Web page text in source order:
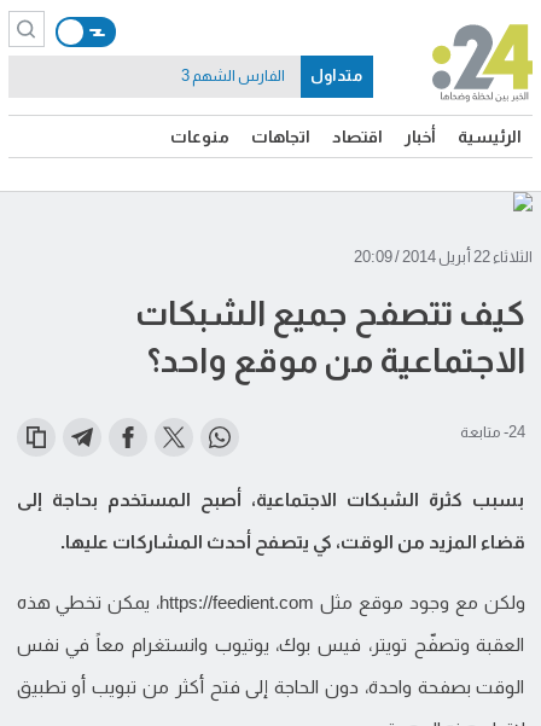
الرئيسية أخبار اقتصاد اتجاهات منوعات
متداول الفارس الشهم 3
الثلاثاء 22 أبريل 2014 / 20:09
كيف تتصفح جميع الشبكات
الاجتماعية من موقع واحد؟
24- متابعة
بسبب كثرة الشبكات الاجتماعية، أصبح المستخدم بحاجة إلى
قضاء المزيد من الوقت، كي يتصفح أحدث المشاركات عليها.
ولكن مع وجود موقع مثل https://feedient.com، يمكن تخطي هذه
العقبة وتصفّح تويتر، فيس بوك، يوتيوب وانستغرام معاً في نفس
الوقت بصفحة واحدة، دون الحاجة إلى فتح أكثر من تبويب أو تطبيق